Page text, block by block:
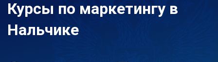
Курсы по маркетингу в
Нальчике